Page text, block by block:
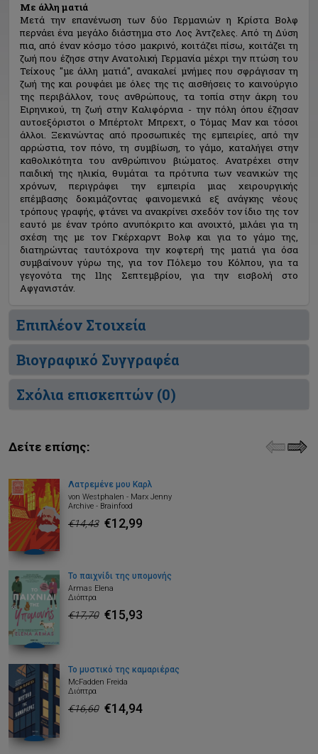
Με άλλη ματιά
Μετά την επανένωση των δύο Γερμανιών η Κρίστα Βολφ
περνάει ένα μεγάλο διάστημα στο Λος Άντζελες. Από τη Δύση
πια, από έναν κόσμο τόσο μακρινό, κοιτάζει πίσω, κοιτάζει τη
ζωή που έζησε στην Ανατολική Γερμανία μέχρι την πτώση του
Τείχους "με άλλη ματιά", ανακαλεί μνήμες που σφράγισαν τη
ζωή της και ρουφάει με όλες της τις αισθήσεις το καινούργιο
της περιβάλλον, τους ανθρώπους, τα τοπία στην άκρη του
Ειρηνικού, τη ζωή στην Καλιφόρνια - την πόλη όπου έζησαν
αυτοεξόριστοι ο Μπέρτολτ Μπρεχτ, ο Τόμας Μαν και τόσοι
άλλοι. Ξεκινώντας από προσωπικές της εμπειρίες, από την
αρρώστια, τον πόνο, τη συμβίωση, το γάμο, καταλήγει στην
καθολικότητα του ανθρώπινου βιώματος. Ανατρέχει στην
παιδική της ηλικία, θυμάται τα πρότυπα των νεανικών της
χρόνων, περιγράφει την εμπειρία μιας χειρουργικής
επέμβασης δοκιμάζοντας φαινομενικά εξ ανάγκης νέους
τρόπους γραφής, φτάνει να ανακρίνει σχεδόν τον ίδιο της τον
εαυτό με έναν τρόπο ανυπόκριτο και ανοιχτό, μιλάει για τη
σχέση της με τον Γκέρχαρντ Βολφ και για το γάμο της,
διατηρώντας ταυτόχρονα την κοφτερή της ματιά για όσα
συμβαίνουν γύρω της, για τον Πόλεμο του Κόλπου, για τα
γεγονότα της 11ης Σεπτεμβρίου, για την εισβολή στο
Αφγανιστάν.
Επιπλέον Στοιχεία
Βιογραφικό Συγγραφέα
Σχόλια επισκεπτών (0)
Δείτε επίσης:
Λατρεμένε μου Καρλ
von Westphalen - Marx Jenny
Archive - Brainfood
€14,43 €12,99
Το παιχνίδι της υπομονής
Armas Elena
Διόπτρα
€17,70 €15,93
Το μυστικό της καμαριέρας
McFadden Freida
Διόπτρα
€16,60 €14,94